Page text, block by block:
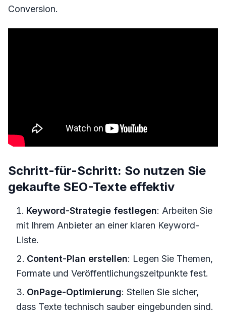
Conversion.
Schritt-für-Schritt: So nutzen Sie
gekaufte SEO-Texte effektiv
Keyword-Strategie festlegen: Arbeiten Sie
mit Ihrem Anbieter an einer klaren Keyword-
Liste.
Content-Plan erstellen: Legen Sie Themen,
Formate und Veröffentlichungszeitpunkte fest.
OnPage-Optimierung: Stellen Sie sicher,
dass Texte technisch sauber eingebunden sind.